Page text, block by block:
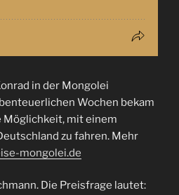
in der Mongolei
Wochen bekam
Möglichkeit, mit einem
zu fahren. Mehr
mongolei.de
Die Preisfrage lautet: